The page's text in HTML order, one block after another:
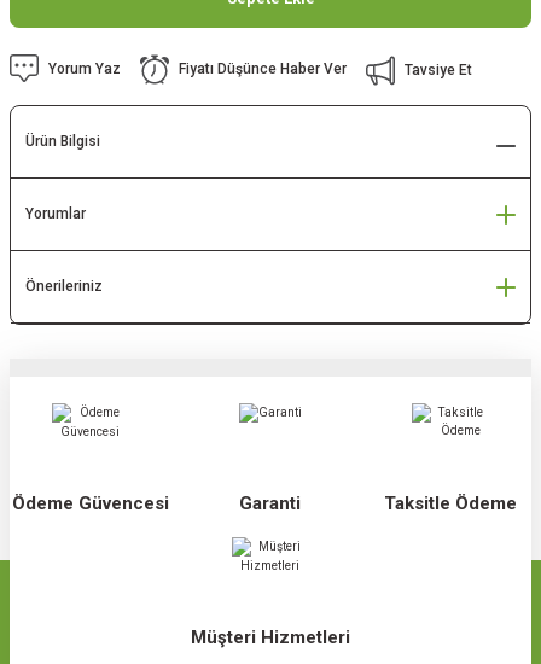
Yorum Yaz Fiyatı Düşünce Haber Ver Tavsiye Et
Ürün Bilgisi
Yorumlar
Önerileriniz
Ödeme Güvencesi Garanti Taksitle Ödeme
Müşteri Hizmetleri